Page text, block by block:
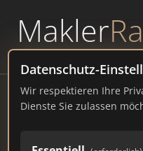
Makler
powered byWAVEPOINT
Datenschutz-
Wir respektieren Ihre
Dienste Sie zulassen